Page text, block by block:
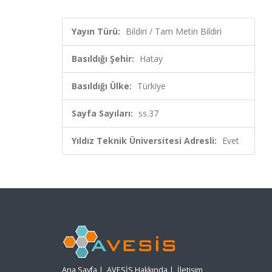
Yayın Türü: Bildiri / Tam Metin Bildiri
Basıldığı Şehir: Hatay
Basıldığı Ülke: Türkiye
Sayfa Sayıları: ss.37
Yıldız Teknik Üniversitesi Adresli: Evet
Ana Sayfa | AVESİS Hakkında | İletişim